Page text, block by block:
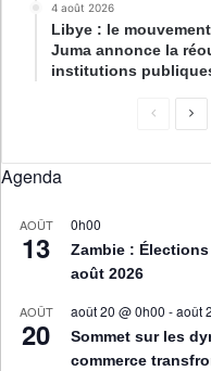
4 août 2026
Libye : le
Juma annonce la
institutions
Agenda
AOÛT
13
0h00
Zambie :
août 2026
AOÛT
20
août 20 @ 0h00 -août
Sommet sur les
commerce